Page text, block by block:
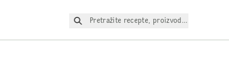
Pretražite recepte, proizvode itd.